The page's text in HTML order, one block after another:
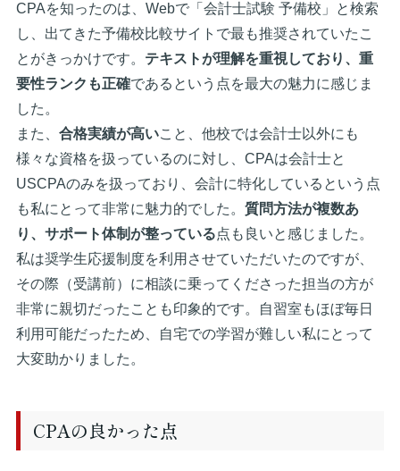
CPAを知ったのは、Webで「会計士試験 予備校」と検索
し、出てきた予備校比較サイトで最も推奨されていたこ
とがきっかけです。 テキストが理解を重視しており、重
要性ランクも正確であるという点を最大の魅力に感じま
した。
また、 合格実績が高いこと、他校では会計士以外にも
様々な資格を扱っているのに対し、CPAは会計士と
USCPAのみを扱っており、会計に特化しているという点
も私にとって非常に魅力的でした。 質問方法が複数あ
り、サポート体制が整っている点も良いと感じました。
私は奨学生応援制度を利用させていただいたのですが、
その際（受講前）に相談に乗ってくださった担当の方が
非常に親切だったことも印象的です。自習室もほぼ毎日
利用可能だったため、自宅での学習が難しい私にとって
大変助かりました。
CPAの良かった点